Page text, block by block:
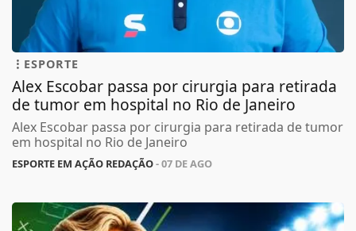
ESPORTE
Alex Escobar passa por cirurgia para retirada
de tumor em hospital no Rio de Janeiro
Alex Escobar passa por cirurgia para retirada de tumor
em hospital no Rio de Janeiro
ESPORTE EM AÇÃO REDAÇÃO- 07 DE AGO